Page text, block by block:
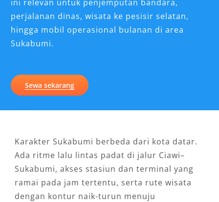
ini relevan untuk penjemputan bandara,
perjalanan dinas, wisata ke pesisir selatan,
hingga mobil operasional bulanan di area
Sukabumi.
Sewa sekarang
Karakter Sukabumi berbeda dari kota datar.
Ada ritme lalu lintas padat di jalur Ciawi–
Sukabumi, akses stasiun dan terminal yang
ramai pada jam tertentu, serta rute wisata
dengan kontur naik-turun menuju